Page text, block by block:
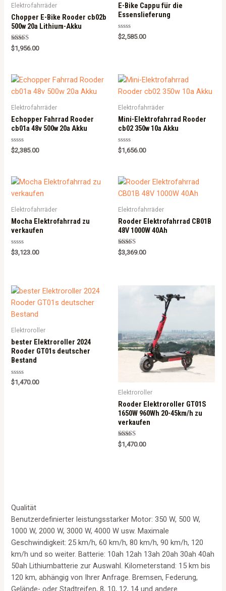
Elektrofahrräder
Chopper E-Bike Rooder cb02b
500w 20a Lithium-Akku
Rated
5.00
$1,956.00
E-Bike Cappu für die
Essenslieferung
Rated
0
$2,585.00
Elektrofahrräder
Echopper Fahrrad Rooder
cb01a 48v 500w 20a Akku
Rated
0
$2,385.00
Elektrofahrräder
Mini-Elektrofahrrad Rooder
cb02 350w 10a Akku
Rated
0
$1,656.00
Elektrofahrräder
Mocha Elektrofahrrad zu
verkaufen
Rated
0
$3,123.00
Elektrofahrräder
Rooder Elektrofahrrad CB01B
48V 1000W 40Ah
Rated
5.00
$3,369.00
Elektroroller
bester Elektroroller 2024
Rooder GT01s deutscher
Bestand
Rated
0
$1,470.00
Elektroroller
Rooder Elektroroller GT01S
1650W 960Wh 20-45km/h zu
verkaufen
Rated
5.00
$1,470.00
Qualität
Benutzerdefinierter leistungsstarker Motor: 350 W, 500 W,
1000 W, 2000 W, 3000 W, 4000 W usw. Maximale
Geschwindigkeit: 25 km/h, 60 km/h, 80 km/h, 90 km/h, 120
km/h und so weiter. Batterie: 10ah 12ah 13ah 20ah 30ah 40ah
50ah Lithiumbatterie zur Auswahl. Kilometerstand: 15 km bis
120 km, abhängig von Ihrer Anfrage. Bremsen, Federung,
Gelände- oder Stadtreifen, 8, 10, 12, 14 und andere